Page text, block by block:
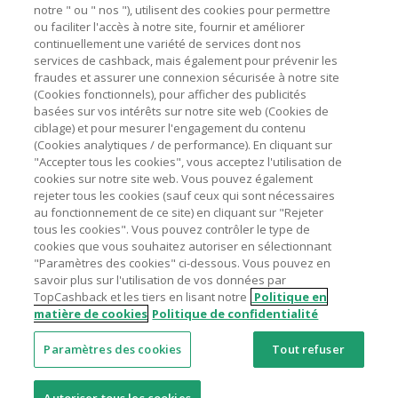
marchands sur le montant hors TVA/taxes et hors frais de
livraison/d’emballage/de service.
L'utilisation de plugins tels que Honey, AdBlock, uBlock, Pi-
hole et VPN peut bloquer le suivi de votre commande.
Pour chaque nouvelle transaction, il faut revenir sur
TopCashback et cliquer sur le bouton rose de cashback
pour accéder au site marchand et faire votre achat.
Assurez-vous que le lien TopCashback est le dernier lien
utilisé pour visiter le site marchand avant de finaliser votre
achat.
Tout compte impliqué dans des commandes ou activités
frauduleuses pour manipuler le système de cashback sera
clôturé et leur cashback confisqué.
Astuces pour économiser
A propos de
Contactez-nous
Mentions légales
Nos sites UK US CN JP DE AU
© 2005 - 2026 TopCashback Group Limited
notre " ou " nos "), utilisent des cookies pour permettre
ou faciliter l'accès à notre site, fournir et améliorer
continuellement une variété de services dont nos
services de cashback, mais également pour prévenir les
fraudes et assurer une connexion sécurisée à notre site
(Cookies fonctionnels), pour afficher des publicités
basées sur vos intérêts sur notre site web (Cookies de
ciblage) et pour mesurer l'engagement du contenu
(Cookies analytiques / de performance). En cliquant sur
"Accepter tous les cookies", vous acceptez l'utilisation de
cookies sur notre site web. Vous pouvez également
rejeter tous les cookies (sauf ceux qui sont nécessaires
au fonctionnement de ce site) en cliquant sur "Rejeter
tous les cookies". Vous pouvez contrôler le type de
cookies que vous souhaitez autoriser en sélectionnant
"Paramètres des cookies" ci-dessous. Vous pouvez en
savoir plus sur l'utilisation de vos données par
TopCashback et les tiers en lisant notre Politique en
matière de cookies Politique de confidentialité
Paramètres des cookies Tout refuser